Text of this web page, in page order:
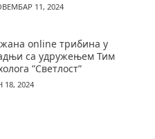
11, 2024
online трибина у
са удружењем Тим
”Светлост”
18, 2024